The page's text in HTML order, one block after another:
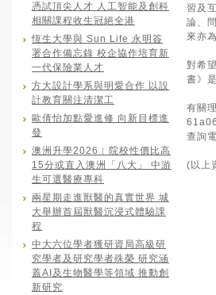
憑試頂尖人才 人工智能及創科
相關課程收生冠絕全港
恆生大學與 Sun Life 永明簽
署合作備忘錄 校企協作培育新
一代保險業人才
方大設計學系與明愛合作 以設
計教育關注清潔工
歐倩怡加點愛進修 向新目標進
發
澳洲升學2026︱院校性價比高
15分或直入澳洲「八大」 中游
生可選醫療專科
兩星期走進獸醫的真實世界 城
大舉辦首屆獸醫沉浸式體驗課
程
中大六位學者獲研資局高級研
究學者及研究學者殊榮 研究涵
蓋AI及生物醫學等領域 推動創
新研究
習及
論、
來亦
對希
書》
有關
查詢
(以上